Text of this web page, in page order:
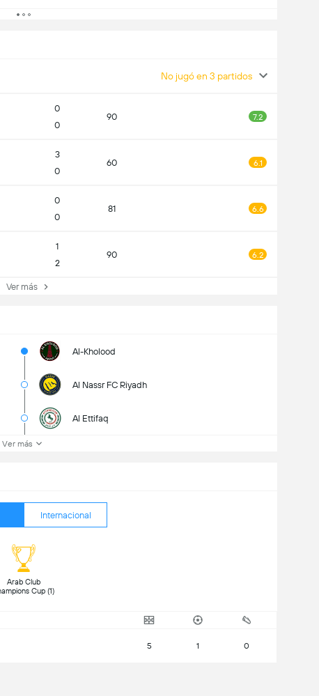
No jugó en 3 partidos
0
0
90 7.2
3
0
60 6.1
0
0
81 6.6
1
2
90 6.2
Ver más
Al-Kholood
Al Nassr FC Riyadh
Al Ettifaq
Ver más
Internacional
Arab Club
Champions Cup (1)
5 1 0